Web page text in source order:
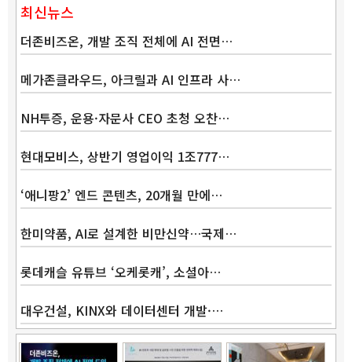
최신뉴스
더존비즈온, 개발 조직 전체에 AI 전면…
메가존클라우드, 아크릴과 AI 인프라 사…
NH투증, 운용·자문사 CEO 초청 오찬…
현대모비스, 상반기 영업이익 1조777…
‘애니팡2’ 엔드 콘텐츠, 20개월 만에…
한미약품, AI로 설계한 비만신약…국제…
롯데캐슬 유튜브 ‘오케롯캐’, 소셜아…
대우건설, KINX와 데이터센터 개발·…